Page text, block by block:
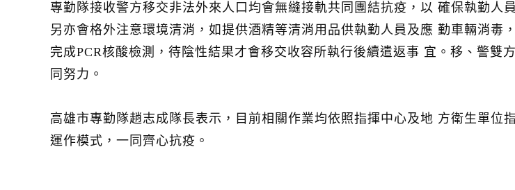
專勤隊接收警方移交非法外來人口均會無縫接軌共同團結抗疫，以 確保執勤人
另亦會格外注意環境清消，如提供酒精等清消用品供執勤人員及應 勤車輛消
完成PCR核酸檢測，待陰性結果才會移交收容所執行後續遣返事 宜。移、警
同努力。
高雄市專勤隊趙志成隊長表示，目前相關作業均依照指揮中心及地 方衛生單
運作模式，一同齊心抗疫。